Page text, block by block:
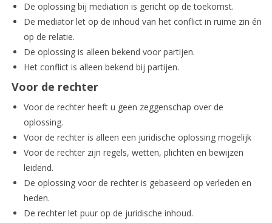
De oplossing bij mediation is gericht op de toekomst.
De mediator let op de inhoud van het conflict in ruime zin én
op de relatie.
De oplossing is alleen bekend voor partijen.
Het conflict is alleen bekend bij partijen.
Voor de rechter
Voor de rechter heeft u geen zeggenschap over de
oplossing.
Voor de rechter is alleen een juridische oplossing mogelijk
Voor de rechter zijn regels, wetten, plichten en bewijzen
leidend.
De oplossing voor de rechter is gebaseerd op verleden en
heden.
De rechter let puur op de juridische inhoud.